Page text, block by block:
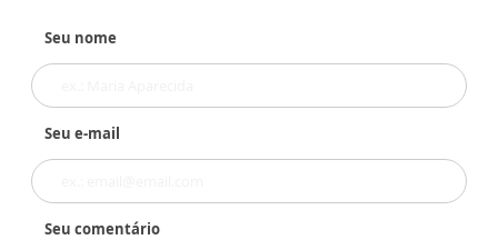
Seu nome
Seu e-mail
Seu comentário